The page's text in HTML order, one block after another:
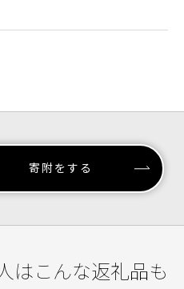
寄附をする
はこんな返礼品も